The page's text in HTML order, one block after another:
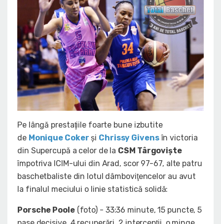
Pe lângă prestaţiile foarte bune izbutite
de Monique Coker şi Chrissy Givensîn victoria
din Supercupă a celor de la CSM Târgovişte
împotriva ICIM-ului din Arad, scor 97-67, alte patru
baschetbaliste din lotul dâmboviţencelor au avut
la finalul meciului o linie statistică solidă:
Porsche Poole(foto) - 33:36 minute, 15 puncte, 5